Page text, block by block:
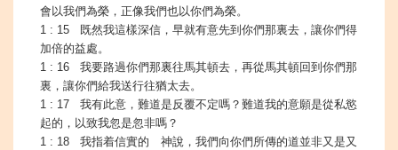
會以我們為榮，正像我們也以你們為榮。
1 : 15 既然我這樣深信，早就有意先到你們那裏去，讓你們得
加倍的益處。
1 : 16 我要路過你們那裏往馬其頓去，再從馬其頓回到你們那
裏，讓你們給我送行往猶太去。
1 : 17 我有此意，難道是反覆不定嗎？難道我的意願是從私慾
起的，以致我忽是忽非嗎？
1 : 18 我指着信實的 神說，我們向你們所傳的道並非又是又